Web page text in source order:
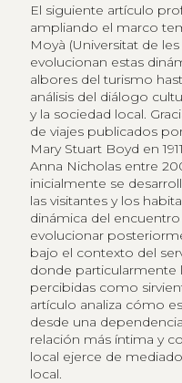
El siguiente artículo
ampliando el marco
Moyà (Universitat de
evolucionan estas
albores del turismo
análisis del diálogo
y la sociedad local.
de viajes publicados
Mary Stuart Boyd en
Anna Nicholas entre
inicialmente se
las visitantes y los
dinámica del
evolucionar
bajo el contexto del
donde particularmente
percibidas como
artículo analiza cómo
desde una
relación más íntima y
local ejerce de
local.